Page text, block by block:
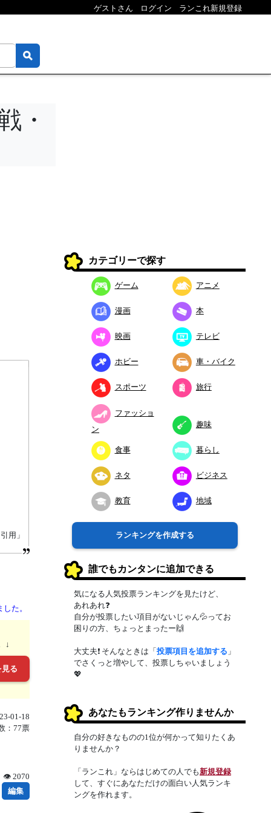
ゲストさん ログイン ランこれ新規登録
・
用」
た。
↓
る
01-18
：77票
👁 2070
編集
カテゴリーで探す
ゲーム アニメ
漫画 本
映画 テレビ
ホビー 車・バイク
スポーツ 旅行
ファッショ
ン
趣味
食事 暮らし
ネタ ビジネス
教育 地域
ランキングを作成する
誰でもカンタンに追加できる
気になる人気投票ランキングを見たけど、
あれあれ❓
自分が投票したい項目がないじゃん💦ってお
困りの方、ちょっとまったー🙌
大丈夫❗ そんなときは「投票項目を追加する 」
でさくっと増やして、投票しちゃいましょう
💖
あなたもランキング作りませんか
自分の好きなものの1位が何かって知りたくあ
りませんか？
「ランこれ」ならはじめての人でも新規登録
して、すぐにあなただけの面白い人気ランキ
ングを作れます。